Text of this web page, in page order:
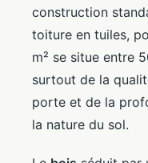
construction
toiture en tuiles,
m² se situe entre
surtout de la
porte et de la
la nature du sol.